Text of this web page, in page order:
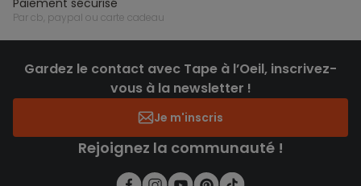
paiement sécurisé
par cb, paypal ou carte cadeau
Gardez le contact avec Tape à l’Oeil, inscrivez-
vous à la newsletter !
Je m'inscris
Rejoignez la communauté !